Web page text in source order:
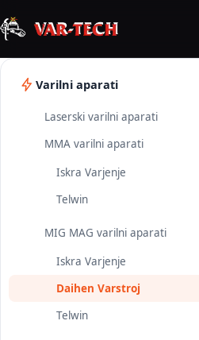
Varilni aparati
Laserski varilni aparati
MMA varilni aparati
Iskra Varjenje
Telwin
MIG MAG varilni aparati
Iskra Varjenje
Daihen Varstroj
Telwin